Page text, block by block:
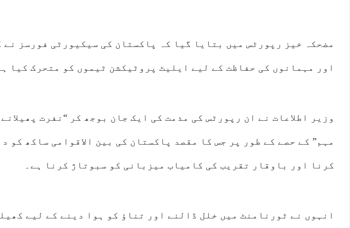
مضحکہ خیز رپورٹس میں بتایا گیا کہ پاکستان کی سیکیورٹی فورسز نے
اور مہمانوں کی حفاظت کے لیے ایلیٹ پروٹیکشن ٹیموں کو متحرک کیا
وزیر اطلاعات نے ان رپورٹس کی مذمت کی ایک جان بوجھ کر “نفرت
مہم” کے حصے کے طور پر جس کا مقصد پاکستان کی بین الاقوامی ساکھ کو
کرنا اور باوقار تقریب کی کامیاب میزبانی کو سبوتاژ کرنا ہے۔
انہوں نے ٹورنامنٹ میں خلل ڈالنے اور تناؤ کو ہوا دینے کے لیے